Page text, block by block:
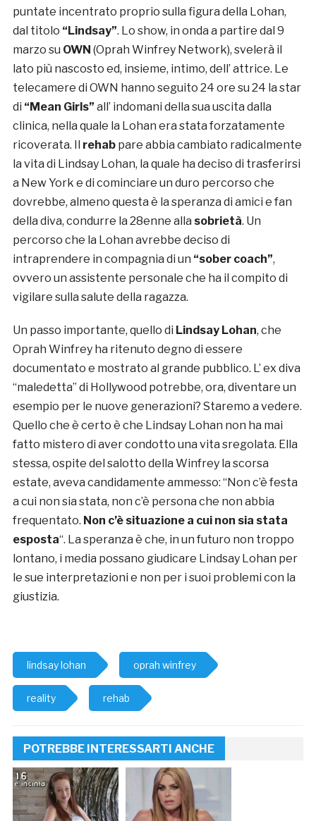
puntate incentrato proprio sulla figura della Lohan,
dal titolo “Lindsay”. Lo show, in onda a partire dal 9
marzo su OWN (Oprah Winfrey Network), svelerà il
lato più nascosto ed, insieme, intimo, dell’ attrice. Le
telecamere di OWN hanno seguito 24 ore su 24 la star
di “Mean Girls” all’ indomani della sua uscita dalla
clinica, nella quale la Lohan era stata forzatamente
ricoverata. Il rehabpare abbia cambiato radicalmente
la vita di Lindsay Lohan, la quale ha deciso di trasferirsi
a New York e di cominciare un duro percorso che
dovrebbe, almeno questa è la speranza di amici e fan
della diva, condurre la 28enne alla sobrietà. Un
percorso che la Lohan avrebbe deciso di
intraprendere in compagnia di un “sober coach”,
ovvero un assistente personale che ha il compito di
vigilare sulla salute della ragazza.
Un passo importante, quello di Lindsay Lohan, che
Oprah Winfrey ha ritenuto degno di essere
documentato e mostrato al grande pubblico. L’ ex diva
“maledetta” di Hollywood potrebbe, ora, diventare un
esempio per le nuove generazioni? Staremo a vedere.
Quello che è certo è che Lindsay Lohan non ha mai
fatto mistero di aver condotto una vita sregolata. Ella
stessa, ospite del salotto della Winfrey la scorsa
estate, aveva candidamente ammesso: “Non c’è festa
a cui non sia stata, non c’è persona che non abbia
frequentato. Non c’è situazione a cui non sia stata
esposta“. La speranza è che, in un futuro non troppo
lontano, i media possano giudicare Lindsay Lohan per
le sue interpretazioni e non per i suoi problemi con la
giustizia.
lindsay lohan oprah winfrey
reality rehab
POTREBBE INTERESSARTI ANCHE